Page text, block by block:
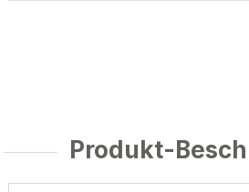
Produkt-